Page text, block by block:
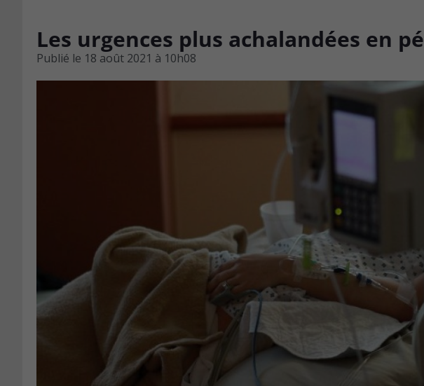
Les urgences plus achalandées en
Publié le 18 août 2021 à 10h08